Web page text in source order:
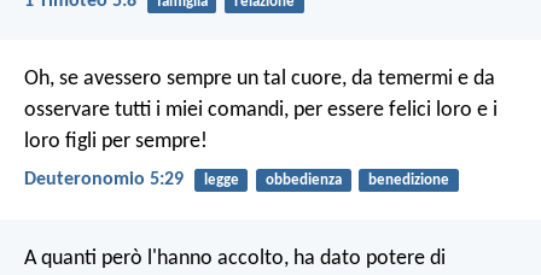
Oh, se avessero sempre un tal cuore, da temermi e da
osservare tutti i miei comandi, per essere felici loro e i
loro figli per sempre!
Deuteronomio 5:29 legge obbedienza benedizione
A quanti però l'hanno accolto, ha dato potere di